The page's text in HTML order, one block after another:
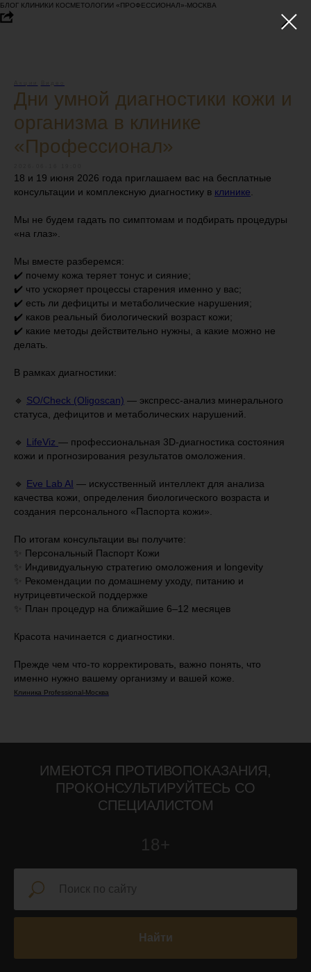
БЛОГ КЛИНИКИ КОСМЕТОЛОГИИ «ПРОФЕССИОНАЛ»-МОСКВА
Дни умной диагностики кожи и
организма в клинике
«Профессионал»
18 и 19 июня 2026 года приглашаем вас на бесплатные
консультации и комплексную диагностику в клинике
Мы не будем гадать по симптомам и подбирать процедуры
«на глаз».
Мы вместе разберемся:
✔️ почему кожа теряет тонус и сияние;
✔️ что ускоряет процессы старения именно у вас;
✔️ есть ли дефициты и метаболические нарушения;
✔️ каков реальный биологический возраст кожи;
✔️ какие методы действительно нужны, а какие можно не
делать.
В рамках диагностики:
🔹 SO/Check (Oligoscan) — экспресс-анализ минерального
статуса, дефицитов и метаболических нарушений.
🔹 LifeViz — профессиональная 3D-диагностика состояния
кожи и прогнозирования результатов омоложения.
🔹 Eve Lab AI — искусственный интеллект для анализа
качества кожи, определения биологического возраста и
создания персонального «Паспорта кожи».
По итогам консультации вы получите:
✨ Персональный Паспорт Кожи
✨ Индивидуальную стратегию омоложения и longevity
✨ Рекомендации по домашнему уходу, питанию и
нутрицевтической поддержке
✨ План процедур на ближайшие 6–12 месяцев
Красота начинается с диагностики.
Прежде чем что-то корректировать, важно понять, что
именно нужно вашему организму и вашей коже.
Клиника Professional-Москва
ИМЕЮТСЯ ПРОТИВОПОКАЗАНИЯ,
ПРОКОНСУЛЬТИРУЙТЕСЬ СО
СПЕЦИАЛИСТОМ
18+
Найти